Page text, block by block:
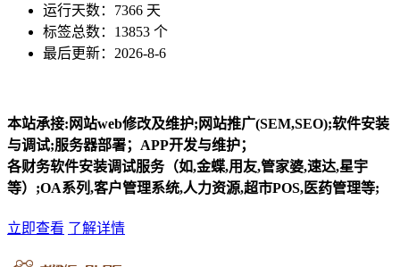
运行天数：7366 天
标签总数：13853 个
最后更新：2026-8-6
本站承接:网站web修改及维护;网站推广(SEM,SEO);软件安装
与调试;服务器部署；APP开发与维护；
各财务软件安装调试服务（如,金蝶,用友,管家婆,速达,星宇
等）;OA系列,客户管理系统,人力资源,超市POS,医药管理等;
立即查看 了解详情